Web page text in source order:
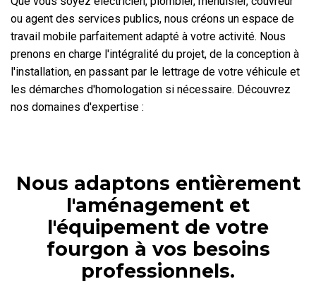
ou agent des services publics, nous créons un espace de
travail mobile parfaitement adapté à votre activité. Nous
prenons en charge l'intégralité du projet, de la conception à
l'installation, en passant par le lettrage de votre véhicule et
les démarches d'homologation si nécessaire. Découvrez
nos domaines d'expertise :
Nous adaptons entièrement
l'aménagement et
l'équipement de votre
fourgon à vos besoins
professionnels.